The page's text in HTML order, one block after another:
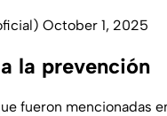
October 1, 2025
la prevención
fueron mencionadas